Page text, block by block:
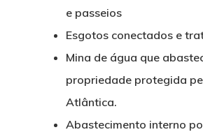
e passeios
Esgotos conectados e
Mina de água que
propriedade protegida
Atlântica.
Abastecimento interno